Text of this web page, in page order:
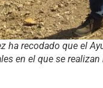
ha recodado que el
en el que se